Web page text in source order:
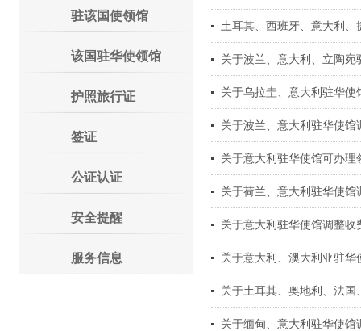
驻该国使领馆
该国驻华使领馆
护照旅行证
签证
公证认证
安全提醒
服务信息
土耳其、西班牙、意大利
关于波兰、意大利、立陶宛
关于乌拉圭、意大利驻华使
关于波兰、意大利驻华使馆
关于意大利驻华使馆可办理
关于荷兰、意大利驻华使馆
关于意大利驻华使馆调整收
关于意大利、澳大利亚驻华
关于土耳其、奥地利、法
关于缅甸、意大利驻华使馆